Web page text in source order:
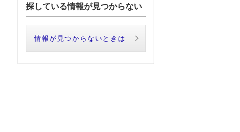
探している情報が見つからない
情報が見つからないときは